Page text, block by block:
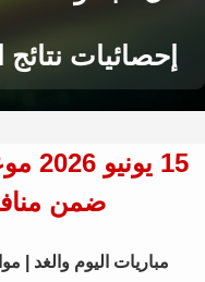
إحصائيات
15
ضمن
مباريات اليوم والغد |